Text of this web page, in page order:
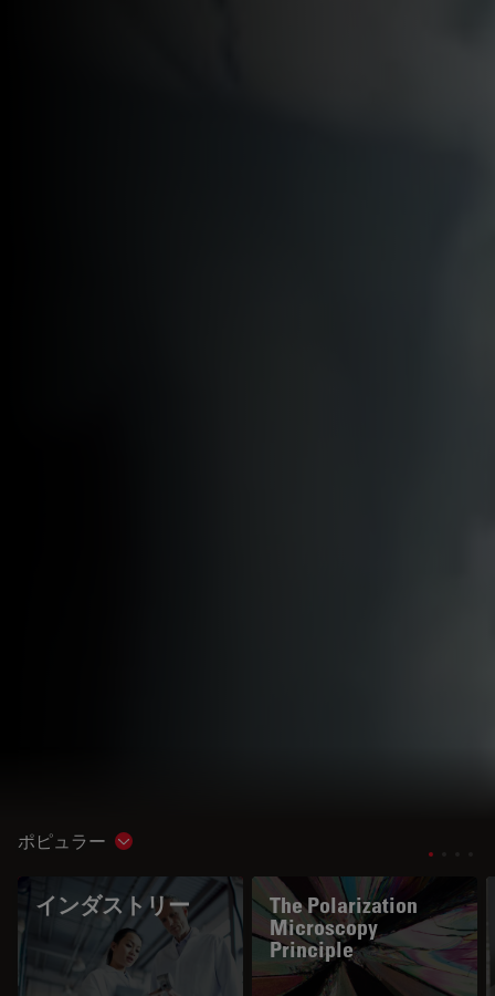
ポピュラー Show subnavigation
インダストリー
The Polarization
Microscopy
Principle